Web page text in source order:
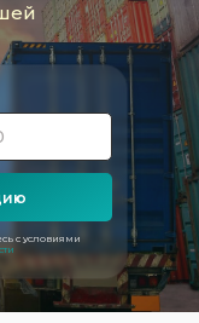
с условиями
в